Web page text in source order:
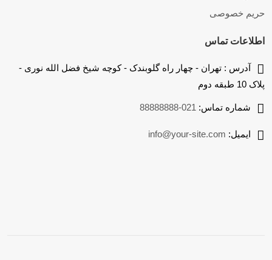
حریم خصوصی
اطلاعات تماس
آدرس : تهران - چهار راه گلوبندک - کوچه شیخ فضل الله نوری -
پلاک 10 طبقه دوم
شماره تماس: 021-88888888
ایمیل: info@your-site.com